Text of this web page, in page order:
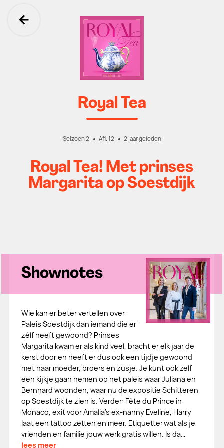
Ga terug
Royal Tea
Seizoen 2 Afl. 12 2 jaar geleden
Royal Tea! Met prinses
Margarita op Soestdijk
Shownotes
Wie kan er beter vertellen over
Paleis Soestdijk dan iemand die er
zélf heeft gewoond? Prinses
Margarita kwam er als kind veel, bracht er elk jaar de
kerst door en heeft er dus ook een tijdje gewoond
met haar moeder, broers en zusje. Je kunt ook zelf
een kijkje gaan nemen op het paleis waar Juliana en
Bernhard woonden, waar nu de expositie Schitteren
op Soestdijk te zien is. Verder: Fête du Prince in
Monaco, exit voor Amalia’s ex-nanny Eveline, Harry
laat een tattoo zetten en meer. Etiquette: wat als je
vrienden en familie jouw werk gratis willen. Is da…
lees meer